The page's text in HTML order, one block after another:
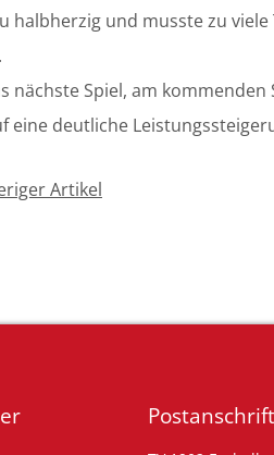
halbherzig und musste zu
nächste Spiel, am
eine deutliche
Artikel
Postanschrift